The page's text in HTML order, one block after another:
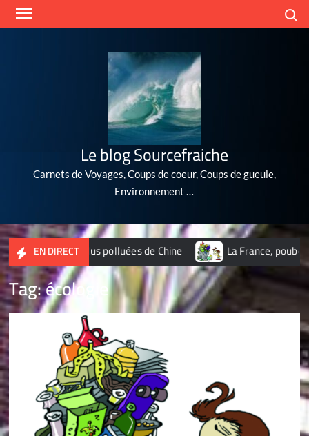
Skip
Le blog Sourcefraiche
Carnets de Voyages, Coups de coeur, Coups de gueule,
Environnement …
EN DIRECT
10 villes les plus polluées de Chine La France, poubelle
Tag:écologie